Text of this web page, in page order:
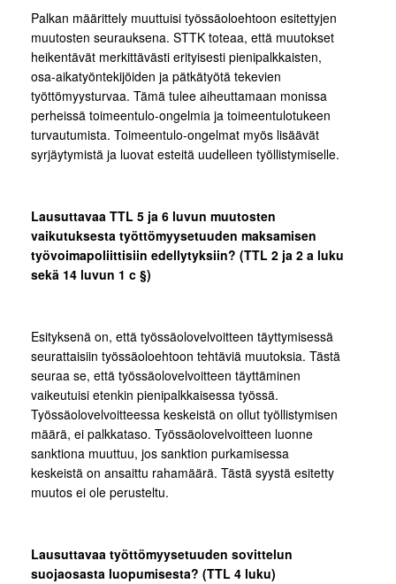
Palkan määrittely muuttuisi työssäoloehtoon esitettyjen
muutosten seurauksena. STTK toteaa, että muutokset
heikentävät merkittävästi erityisesti pienipalkkaisten,
osa-aikatyöntekijöiden ja pätkätyötä tekevien
työttömyysturvaa. Tämä tulee aiheuttamaan monissa
perheissä toimeentulo-ongelmia ja toimeentulotukeen
turvautumista. Toimeentulo-ongelmat myös lisäävät
syrjäytymistä ja luovat esteitä uudelleen työllistymiselle.
Lausuttavaa TTL 5 ja 6 luvun muutosten
vaikutuksesta työttömyysetuuden maksamisen
työvoimapoliittisiin edellytyksiin? (TTL 2 ja 2 a luku
sekä 14 luvun 1 c §)
Esityksenä on, että työssäolovelvoitteen täyttymisessä
seurattaisiin työssäoloehtoon tehtäviä muutoksia. Tästä
seuraa se, että työssäolovelvoitteen täyttäminen
vaikeutuisi etenkin pienipalkkaisessa työssä.
Työssäolovelvoitteessa keskeistä on ollut työllistymisen
määrä, ei palkkataso. Työssäolovelvoitteen luonne
sanktiona muuttuu, jos sanktion purkamisessa
keskeistä on ansaittu rahamäärä. Tästä syystä esitetty
muutos ei ole perusteltu.
Lausuttavaa työttömyysetuuden sovittelun
suojaosasta luopumisesta? (TTL 4 luku)